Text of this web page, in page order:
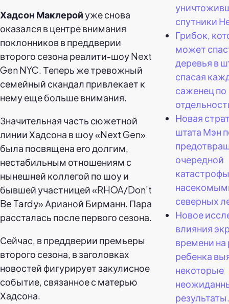
Хадсон Маклеройуже снова
оказался в центре внимания
поклонников в преддверии
второго сезона реалити-шоу Next
Gen NYC. Теперь же тревожный
семейный скандал привлекает к
нему еще больше внимания.
Значительная часть сюжетной
линии Хадсона в шоу «Next Gen»
была посвящена его долгим,
нестабильным отношениям с
нынешней коллегой по шоу и
бывшей участницей «RHOA/Don’t
Be Tardy» Арианой Бирманн. Пара
рассталась после первого сезона.
Сейчас, в преддверии премьеры
второго сезона, в заголовках
новостей фигурирует закулисное
событие, связанное с матерью
Хадсона.
спутники
Грибок,
может
деревья в
спасая
саженец по
Новая
штата Мэн
очередной
северных
Новое
влияния
времени на
ребенка
некоторые
результаты.